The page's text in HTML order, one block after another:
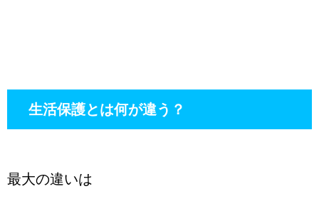
生活保護とは何が違う？
最大の違いは